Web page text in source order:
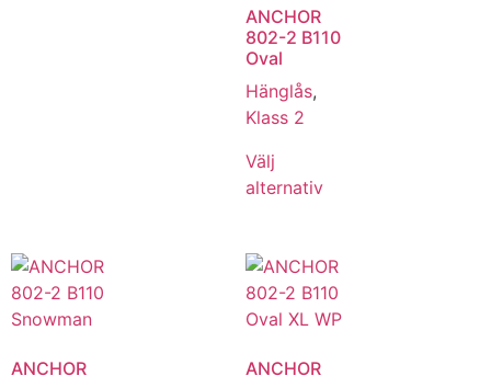
ANCHOR
802-2 B110
Oval
Hänglås,
Klass 2
Välj
alternativ
ANCHOR
ANCHOR